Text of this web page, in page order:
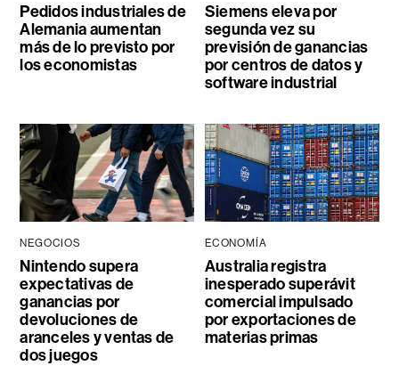
Pedidos industriales de
Alemania aumentan
más de lo previsto por
los economistas
Siemens eleva por
segunda vez su
previsión de ganancias
por centros de datos y
software industrial
NEGOCIOS
Nintendo supera
expectativas de
ganancias por
devoluciones de
aranceles y ventas de
dos juegos
ECONOMÍA
Australia registra
inesperado superávit
comercial impulsado
por exportaciones de
materias primas